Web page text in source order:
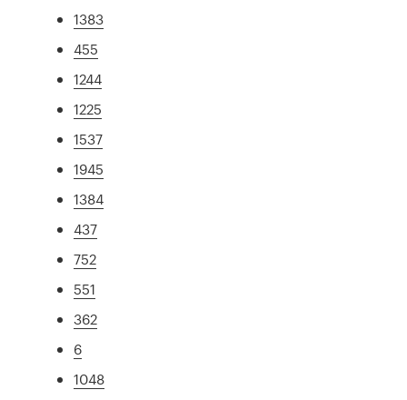
1383
455
1244
1225
1537
1945
1384
437
752
551
362
6
1048